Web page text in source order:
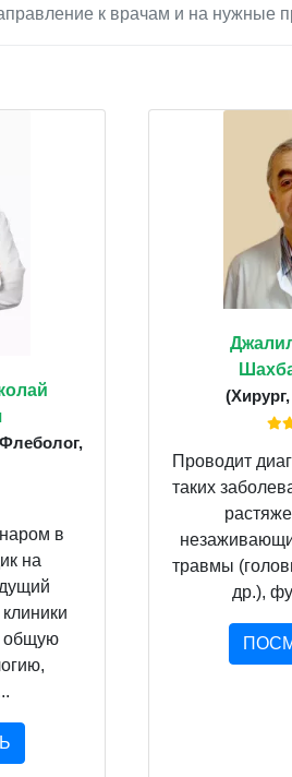
к врачам и на нужные
в
на
общую
Проводит
таких
травмы
др.),